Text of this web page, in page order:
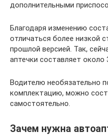
дополнительными
Благодаря изменению
отличаться более низкой
прошлой версией. Так,
аптечки составляет около
Водителю необязательно
комплектацию, можно
самостоятельно.
Зачем нужна